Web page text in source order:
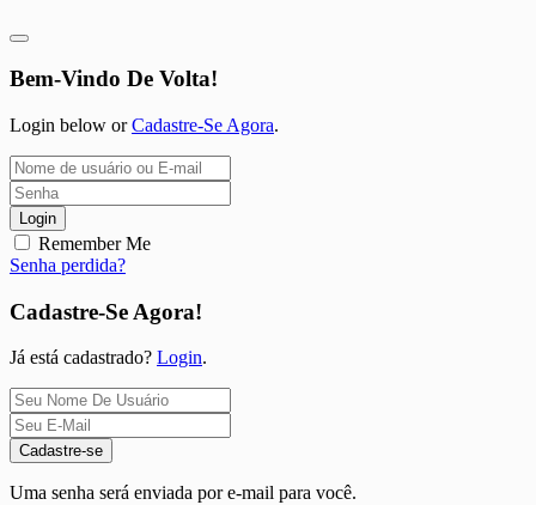
Bem-Vindo De Volta!
Login below orCadastre-Se Agora.
Login
Remember Me
Senha perdida?
Cadastre-Se Agora!
Já está cadastrado? Login.
Cadastre-se
Uma senha será enviada por e-mail para você.